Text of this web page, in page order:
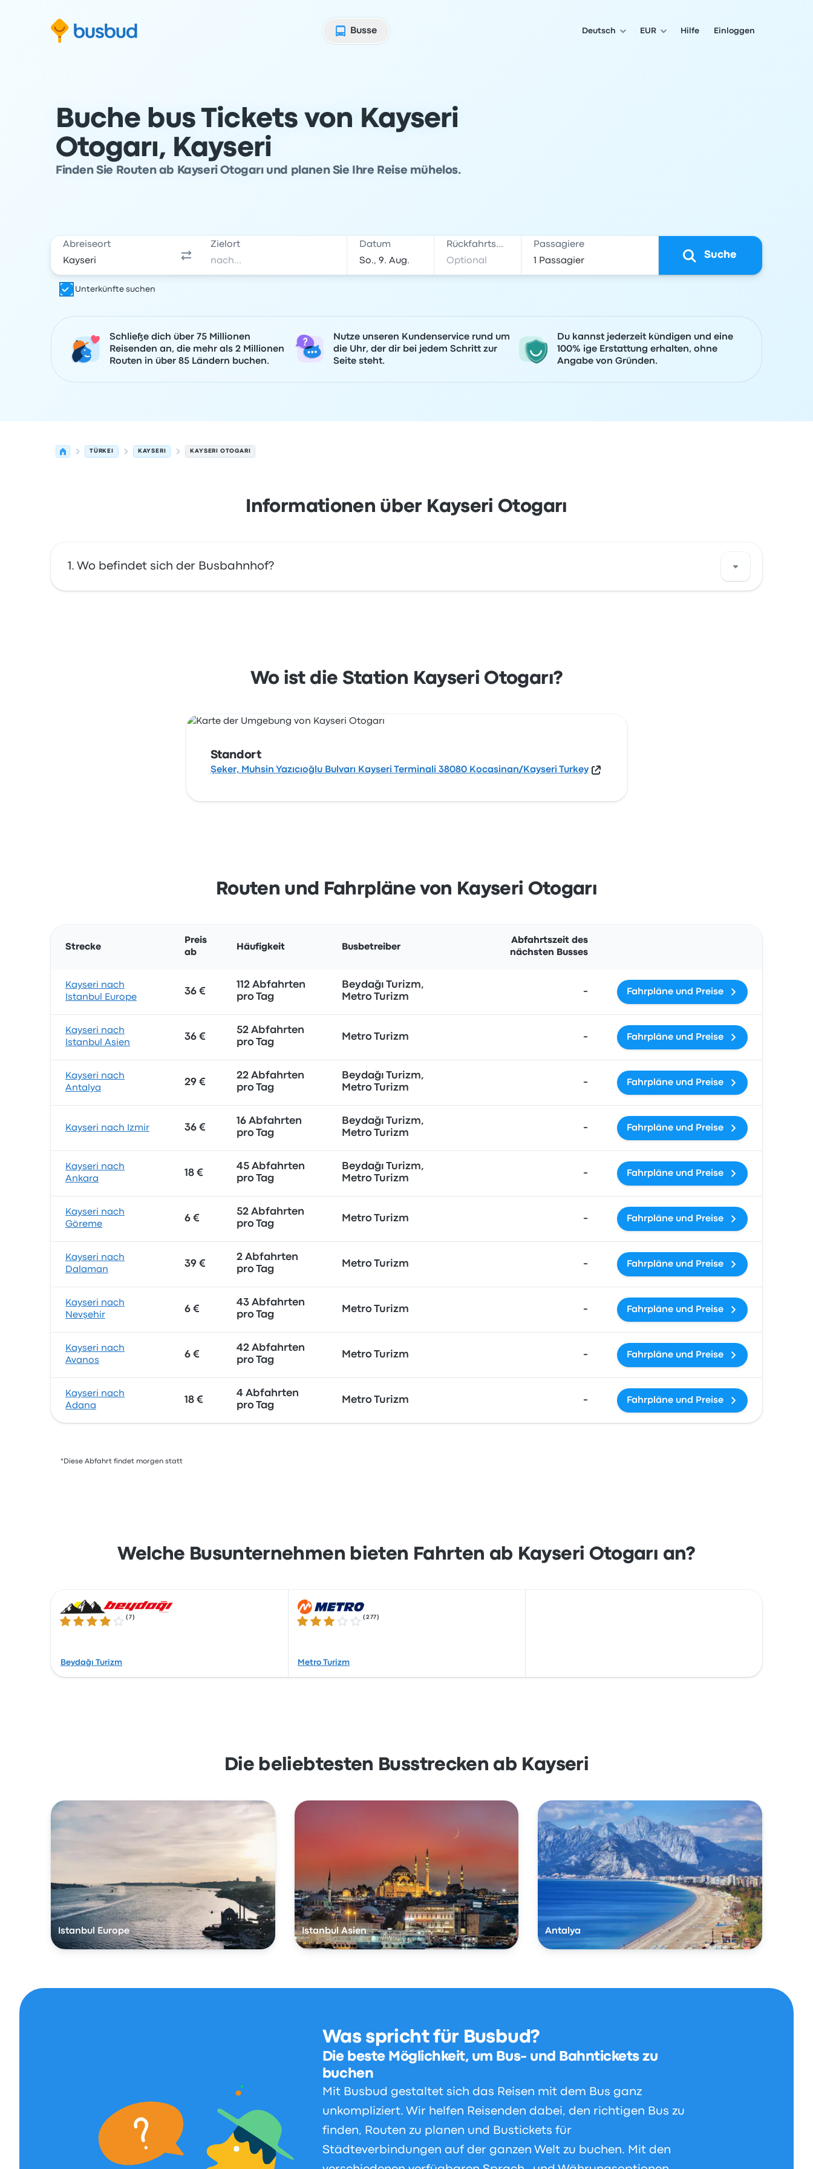
Busse
Deutsch EUR Hilfe Einloggen
Buche bus Tickets von Kayseri
Otogarı, Kayseri
Finden Sie Routen ab Kayseri Otogarı und planen Sie Ihre Reise mühelos.
Abreiseort Zielort Datum Rückfahrtsdatum Passagiere
Suche
Unterkünfte suchen
Schließe dich über 75 Millionen
Reisenden an, die mehr als 2 Millionen
Routen in über 85 Ländern buchen.
Nutze unseren Kundenservice rund um
die Uhr, der dir bei jedem Schritt zur
Seite steht.
Du kannst jederzeit kündigen und eine
100% ige Erstattung erhalten, ohne
Angabe von Gründen.
TÜRKEI KAYSERI KAYSERI OTOGARI
Informationen über Kayseri Otogarı
Wo befindet sich der Busbahnhof?
Wo ist die Station Kayseri Otogarı?
Standort
Şeker, Muhsin Yazıcıoğlu Bulvarı Kayseri Terminali 38080 Kocasinan/Kayseri Turkey
Routen und Fahrpläne von Kayseri Otogarı
Strecke
Preis
ab
Häufigkeit Busbetreiber
Abfahrtszeit des
nächsten Busses
Kayseri nach
Istanbul Europe
36 €
112 Abfahrten
pro Tag
Beydağı Turizm,
Metro Turizm
- Fahrpläne und Preise
Kayseri nach
Istanbul Asien
36 €
52 Abfahrten
pro Tag
Metro Turizm - Fahrpläne und Preise
Kayseri nach
Antalya
29 €
22 Abfahrten
pro Tag
Beydağı Turizm,
Metro Turizm
- Fahrpläne und Preise
Kayseri nach Izmir 36 €
16 Abfahrten
pro Tag
Beydağı Turizm,
Metro Turizm
- Fahrpläne und Preise
Kayseri nach
Ankara
18 €
45 Abfahrten
pro Tag
Beydağı Turizm,
Metro Turizm
- Fahrpläne und Preise
Kayseri nach
Göreme
6 €
52 Abfahrten
pro Tag
Metro Turizm - Fahrpläne und Preise
Kayseri nach
Dalaman
39 €
2 Abfahrten
pro Tag
Metro Turizm - Fahrpläne und Preise
Kayseri nach
Nevşehir
6 €
43 Abfahrten
pro Tag
Metro Turizm - Fahrpläne und Preise
Kayseri nach
Avanos
6 €
42 Abfahrten
pro Tag
Metro Turizm - Fahrpläne und Preise
Kayseri nach
Adana
18 €
4 Abfahrten
pro Tag
Metro Turizm - Fahrpläne und Preise
*Diese Abfahrt findet morgen statt
Welche Busunternehmen bieten Fahrten ab Kayseri Otogarı an?
4.2 von 5 Sternen
( 7 )
Beydağı Turizm
2.8 von 5 Sternen
( 277 )
Metro Turizm
Die beliebtesten Busstrecken ab Kayseri
Istanbul Europe Istanbul Asien Antalya
Was spricht für Busbud?
Die beste Möglichkeit, um Bus- und Bahntickets zu
buchen
Mit Busbud gestaltet sich das Reisen mit dem Bus ganz
unkompliziert. Wir helfen Reisenden dabei, den richtigen Bus zu
finden, Routen zu planen und Bustickets für
Städteverbindungen auf der ganzen Welt zu buchen. Mit den